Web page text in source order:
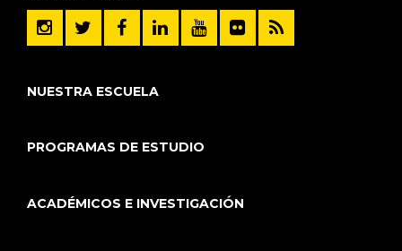
NUESTRA ESCUELA
PROGRAMAS DE ESTUDIO
ACADÉMICOS E INVESTIGACIÓN